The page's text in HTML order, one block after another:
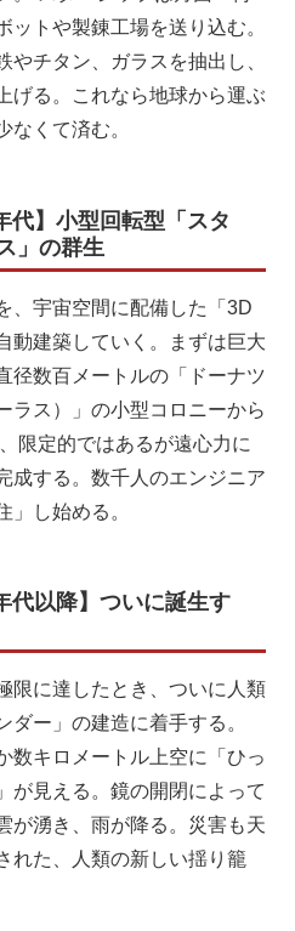
ットや製錬工場を送り込む。
やチタン、ガラスを抽出し、
げる。これなら地球から運ぶ
なくて済む。
代】小型回転型「スタ
」の群生
、宇宙空間に配備した「3D
動建築していく。まずは巨大
径数百メートルの「ドーナツ
ラス）」の小型コロニーから
限定的ではあるが遠心力に
成する。数千人のエンジニア
」し始める。
代以降】ついに誕生す
限に達したとき、ついに人類
ダー」の建造に着手する。
数キロメートル上空に「ひっ
が見える。鏡の開閉によって
が湧き、雨が降る。災害も天
れた、人類の新しい揺り籠